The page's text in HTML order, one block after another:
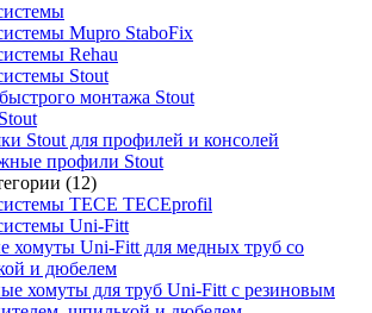
Mupro StaboFix
Rehau
Stout
монтажа Stout
Stout для профилей и консолей
профили Stout
(12)
TECE TECEprofil
Uni-Fitt
хомуты Uni-Fitt для медных труб со
и дюбелем
хомуты для труб Uni-Fitt с резиновым